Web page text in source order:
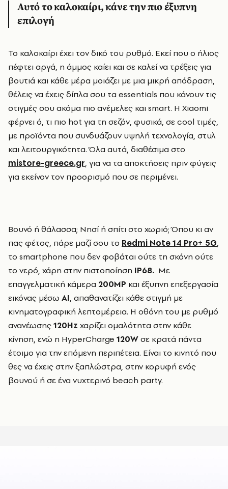
Αυτό το καλοκαίρι, κάνε την πιο έξυπνη
επιλογή
Το καλοκαίρι έχει τον δικό του ρυθμό. Εκεί που ο ήλιος
πέφτει αργά, η άμμος καίει και σε καλεί να τρέξεις για
βουτιά και κάθε μέρα μοιάζει με μια μικρή απόδραση,
θέλεις να έχεις δίπλα σου τα essentials που κάνουν τις
στιγμές σου ακόμα πιο ανέμελες και smart. Η Xiaomi
φέρνει ό, τι πιο hot για τη σεζόν, φυσικά, σε cool τιμές,
με προϊόντα που συνδυάζουν υψηλή τεχνολογία, στυλ
και λειτουργικότητα. Όλα αυτά, διαθέσιμα στο
mistore-greece.gr, για να τα αποκτήσεις πριν φύγεις
για εκείνον τον προορισμό που σε περιμένει.
Βουνό ή θάλασσα; Νησί ή σπίτι στο χωριό; Όπου κι αν
πας φέτος, πάρε μαζί σου το Redmi Note 14 Pro+ 5G,
το smartphone που δεν φοβάται ούτε τη σκόνη ούτε
το νερό, χάρη στην πιστοποίηση IP68. Με
επαγγελματική κάμερα 200MP και έξυπνη επεξεργασία
εικόνας μέσω AI, απαθανατίζει κάθε στιγμή με
κινηματογραφική λεπτομέρεια. Η οθόνη του με ρυθμό
ανανέωσης120Hz χαρίζει ομαλότητα στην κάθε
κίνηση, ενώ η HyperCharge 120Wσε κρατά πάντα
έτοιμο για την επόμενη περιπέτεια. Είναι το κινητό που
θες να έχεις στην ξαπλώστρα, στην κορυφή ενός
βουνού ή σε ένα νυχτερινό beach party.